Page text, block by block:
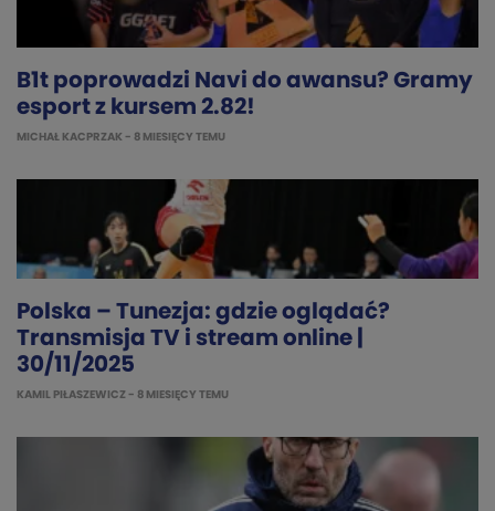
B1t poprowadzi Navi do awansu? Gramy
esport z kursem 2.82!
MICHAŁ KACPRZAK - 8 MIESIĘCY TEMU
Polska – Tunezja: gdzie oglądać?
Transmisja TV i stream online |
30/11/2025
KAMIL PIŁASZEWICZ - 8 MIESIĘCY TEMU